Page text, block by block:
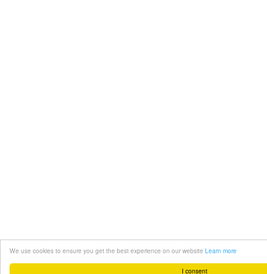
I consent
We use cookies to ensure you get the best experience on our website Learn more